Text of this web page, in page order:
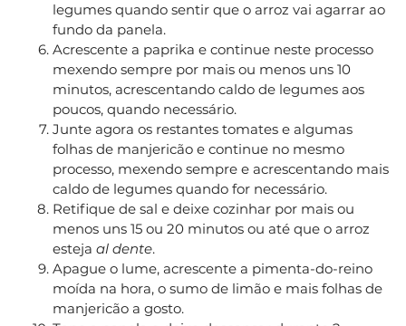
legumes quando sentir que o arroz vai agarrar ao
fundo da panela.
Acrescente a paprika e continue neste processo
mexendo sempre por mais ou menos uns 10
minutos, acrescentando caldo de legumes aos
poucos, quando necessário.
Junte agora os restantes tomates e algumas
folhas de manjericão e continue no mesmo
processo, mexendo sempre e acrescentando mais
caldo de legumes quando for necessário.
Retifique de sal e deixe cozinhar por mais ou
menos uns 15 ou 20 minutos ou até que o arroz
esteja al dente.
Apague o lume, acrescente a pimenta-do-reino
moída na hora, o sumo de limão e mais folhas de
manjericão a gosto.